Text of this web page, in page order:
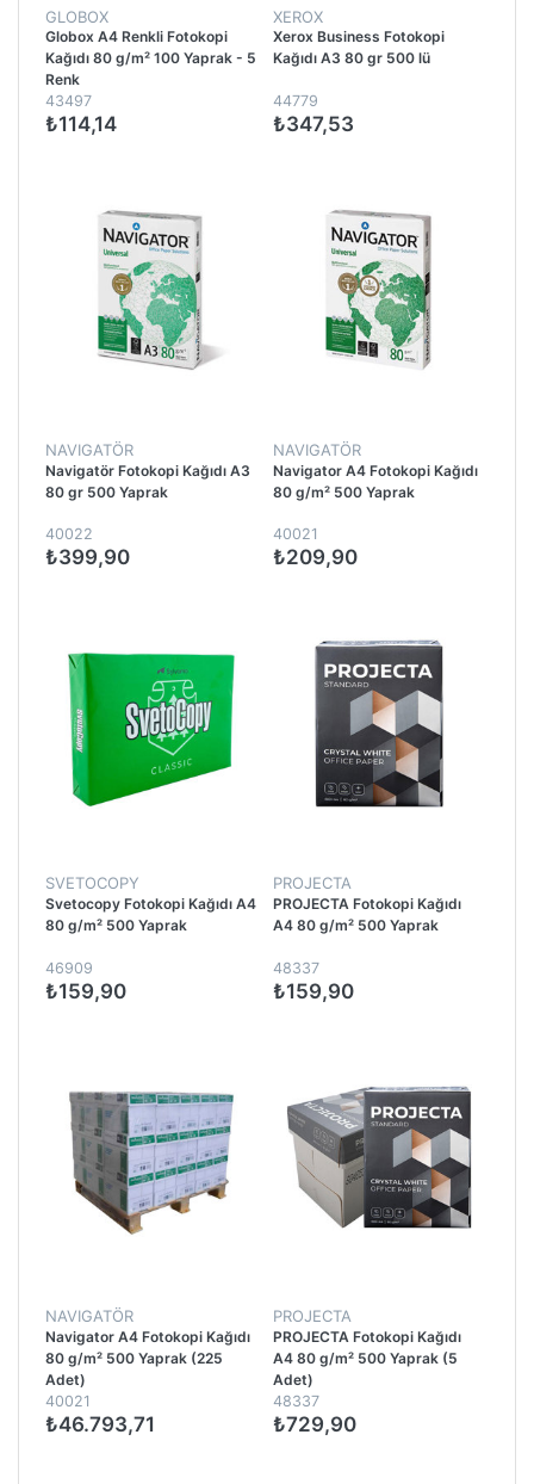
GLOBOX
Globox A4 Renkli Fotokopi
Kağıdı 80 g/m² 100 Yaprak - 5
Renk
43497
₺114,14
XEROX
Xerox Business Fotokopi
Kağıdı A3 80 gr 500 lü
44779
₺347,53
NAVIGATÖR
Navigatör Fotokopi Kağıdı A3
80 gr 500 Yaprak
40022
₺399,90
NAVIGATÖR
Navigator A4 Fotokopi Kağıdı
80 g/m² 500 Yaprak
40021
₺209,90
SVETOCOPY
Svetocopy Fotokopi Kağıdı A4
80 g/m² 500 Yaprak
46909
₺159,90
PROJECTA
PROJECTA Fotokopi Kağıdı
A4 80 g/m² 500 Yaprak
48337
₺159,90
NAVIGATÖR
Navigator A4 Fotokopi Kağıdı
80 g/m² 500 Yaprak (225
Adet)
40021
₺46.793,71
PROJECTA
PROJECTA Fotokopi Kağıdı
A4 80 g/m² 500 Yaprak (5
Adet)
48337
₺729,90